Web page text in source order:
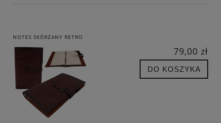
NOTES SKÓRZANY RETRO
79,00 zł
DO KOSZYKA